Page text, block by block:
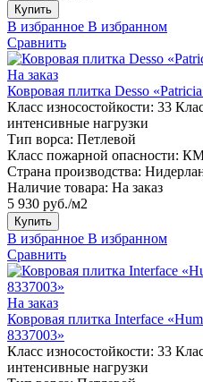
Купить
В избранное В избранном
Сравнить
На заказ
Ковровая плитка Desso
Класс износостойкости: 33
интенсивные нагрузки
Тип ворса: Петлевой
Класс пожарной опасности:
Страна производства:
Наличие товара: На заказ
5 930 руб./м2
Купить
В избранное В избранном
Сравнить
На заказ
Ковровая плитка Interface
8337003»
Класс износостойкости: 33
интенсивные нагрузки